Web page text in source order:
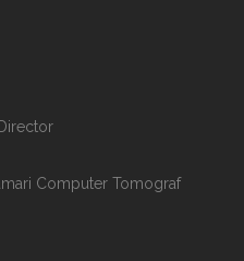
Computer Tomograf